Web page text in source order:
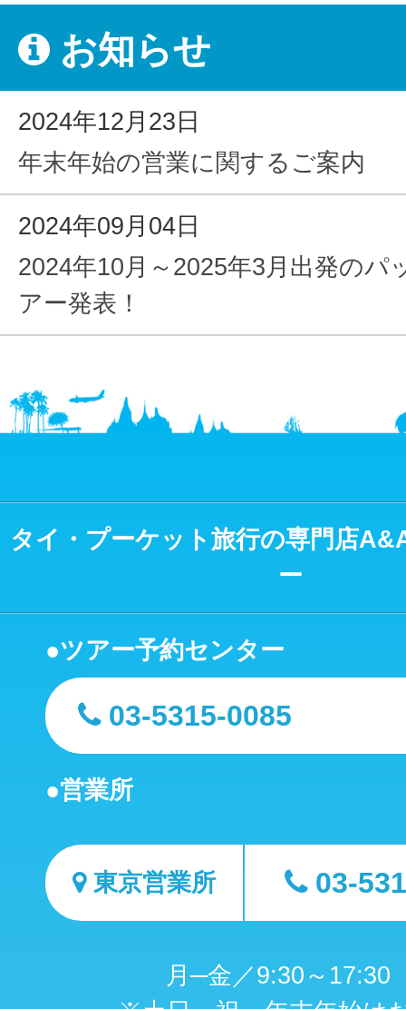
お知らせ
2024年12月23日
年末年始の営業に関するご案内
2024年09月04日
2024年10月～2025年3月出発のパ
アー発表！
タイ・プーケット旅行の専門店
ー
ツアー予約センター
03-5315-0085
営業所
東京営業所 03-
月─金／9:30～